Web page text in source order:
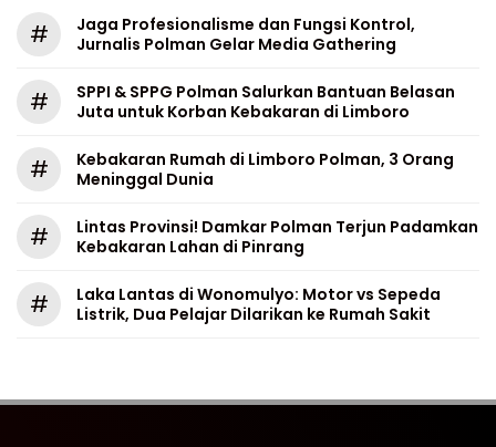
#
Jaga Profesionalisme dan Fungsi Kontrol,
Jurnalis Polman Gelar Media Gathering
#
SPPI & SPPG Polman Salurkan Bantuan Belasan
Juta untuk Korban Kebakaran di Limboro
#
Kebakaran Rumah di Limboro Polman, 3 Orang
Meninggal Dunia
#
Lintas Provinsi! Damkar Polman Terjun Padamkan
Kebakaran Lahan di Pinrang
#
Laka Lantas di Wonomulyo: Motor vs Sepeda
Listrik, Dua Pelajar Dilarikan ke Rumah Sakit